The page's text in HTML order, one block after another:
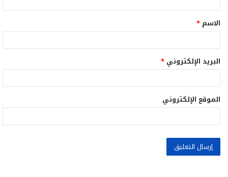
ق
*
الاسم *
البريد الإلكتروني *
الموقع الإلكتروني